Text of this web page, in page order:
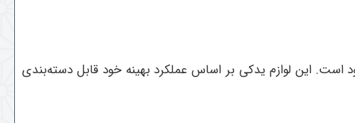
است. این لوازم یدکی بر اساس عملکرد بهینه خود قابل دسته‌بندی